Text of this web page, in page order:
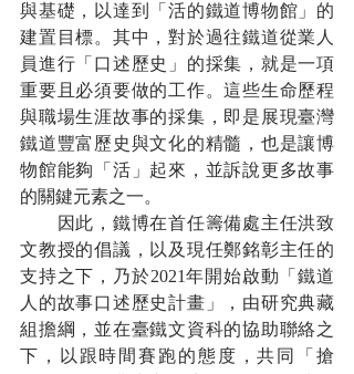
與基礎，以達到「活的鐵道博物館」的
建置目標。其中，對於過往鐵道從業人
員進行「口述歷史」的採集，就是一項
重要且必須要做的工作。這些生命歷程
與職場生涯故事的採集，即是展現臺灣
鐵道豐富歷史與文化的精髓，也是讓博
物館能夠「活」起來，並訴說更多故事
的關鍵元素之一。
因此，鐵博在首任籌備處主任洪致
文教授的倡議，以及現任鄭銘彰主任的
支持之下，乃於2021年開始啟動「鐵道
人的故事口述歷史計畫」，由研究典藏
組擔綱，並在臺鐵文資科的協助聯絡之
下，以跟時間賽跑的態度，共同「搶